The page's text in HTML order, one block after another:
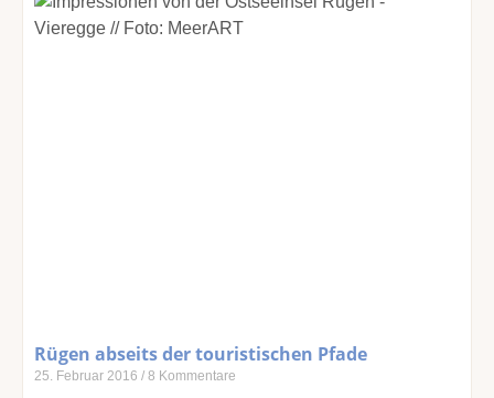
Rügen abseits der touristischen Pfade
25. Februar 2016 8 Kommentare